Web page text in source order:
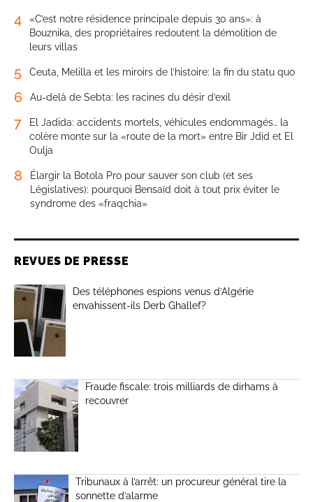
4
«C’est notre résidence principale depuis 30 ans»: à
Bouznika, des propriétaires redoutent la démolition de
leurs villas
5 Ceuta, Melilla et les miroirs de l’histoire: la fin du statu quo
6 Au-delà de Sebta: les racines du désir d’exil
7
El Jadida: accidents mortels, véhicules endommagés… la
colère monte sur la «route de la mort» entre Bir Jdid et El
Oulja
8
Élargir la Botola Pro pour sauver son club (et ses
Législatives): pourquoi Bensaïd doit à tout prix éviter le
syndrome des «fraqchia»
REVUES DE PRESSE
Des téléphones espions venus d’Algérie
envahissent-ils Derb Ghallef?
Fraude fiscale: trois milliards de dirhams à
recouvrer
Tribunaux à l’arrêt: un procureur général tire la
sonnette d’alarme